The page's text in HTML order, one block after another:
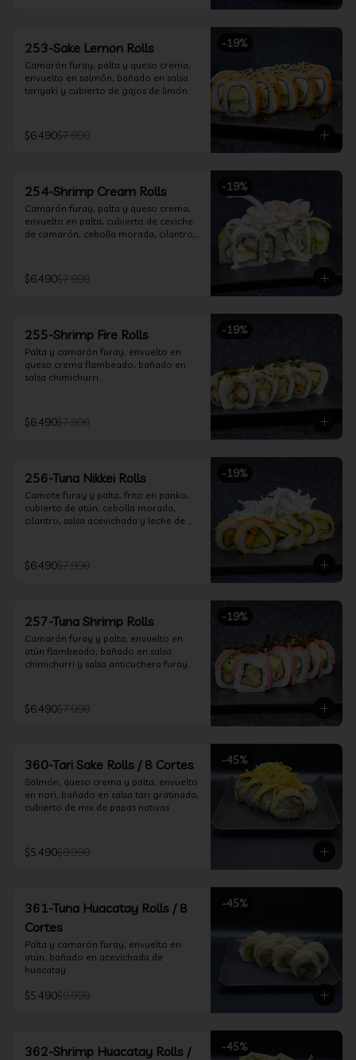
-19%
253-Sake Lemon Rolls
Camarón furay, palta y queso crema,
envuelto en salmón, bañado en salsa
teriyaki y cubierto de gajos de limón.
$6.490$7.990
-19%
254-Shrimp Cream Rolls
Camarón furay, palta y queso crema,
envuelto en palta, cubierto de ceviche
de camarón, cebolla morada, cilantro,
$6.490$7.990
-19%
255-Shrimp Fire Rolls
Palta y camarón furay, envuelto en
queso crema flambeado, bañado en
salsa chimichurri.
$6.490$7.990
-19%
256-Tuna Nikkei Rolls
Camote furay y palta, frito en panko,
cubierto de atún, cebolla morada,
cilantro, salsa acevichada y leche de
$6.490$7.990
-19%
257-Tuna Shrimp Rolls
Camarón furay y palta, envuelto en
atún flambeado, bañado en salsa
chimichurri y salsa anticuchera furay.
$6.490$7.990
-45%
360-Tari Sake Rolls / 8 Cortes
Salmón, queso crema y palta, envuelto
en nori, bañado en salsa tari gratinada,
cubierto de mix de papas nativas
$5.490$9.990
-45%
361-Tuna Huacatay Rolls / 8
Cortes
Palta y camarón furay, envuelto en
atún, bañado en acevichada de
huacatay
$5.490$9.990
-45%
362-Shrimp Huacatay Rolls /